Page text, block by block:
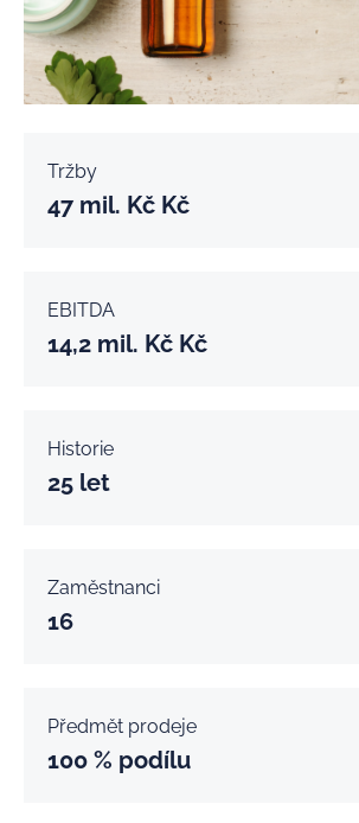
Tržby
47 mil. Kč Kč
EBITDA
14,2 mil. Kč Kč
Historie
25 let
Zaměstnanci
16
Předmět prodeje
100 % podílu